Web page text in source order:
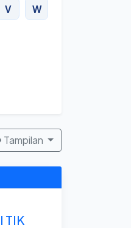
V W
Tampilan
TIK